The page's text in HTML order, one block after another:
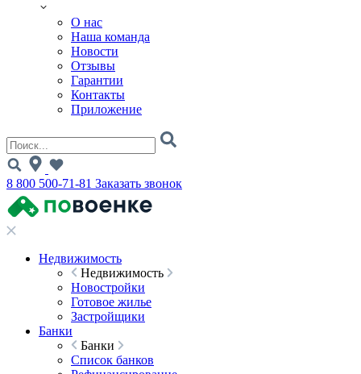
О нас
Наша команда
Новости
Отзывы
Гарантии
Контакты
Приложение
8 800 500-71-81 Заказать звонок
Недвижимость
Недвижимость
Новостройки
Готовое жилье
Застройщики
Банки
Банки
Список банков